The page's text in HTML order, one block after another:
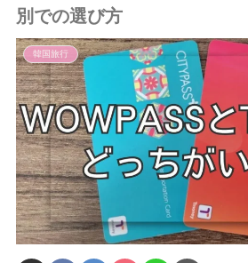
別での選び方
韓国旅行